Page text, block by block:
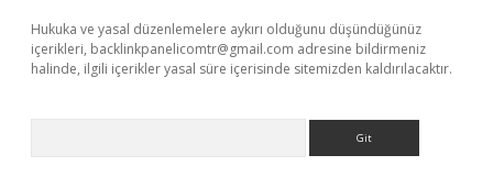
Hukuka ve yasal düzenlemelere aykırı olduğunu düşündüğünüz
içerikleri, backlinkpanelicomtr@gmail.com adresine bildirmeniz
halinde, ilgili içerikler yasal süre içerisinde sitemizden kaldırılacaktır.